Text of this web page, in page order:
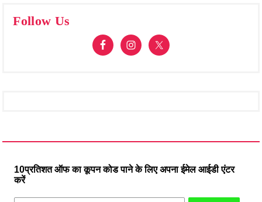
Follow Us
10प्रतिशत ऑफ का कूपन कोड पाने के लिए अपना ईमेल आईडी एंटर
करें